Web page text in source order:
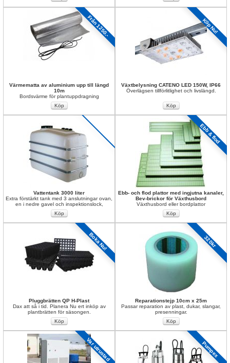
Från 1250.-
Värmematta av aluminium upp till längd
10m
Bordsvärme för plantuppdragning
Köp Nu!
Växtbelysning CATENO LED 150W, IP66
Överlägsen tillförlitlighet och livslängd.
Vattentank 3000 liter
Extra förstärkt tank med 3 anslutningar ovan,
en i nedre gavel och inspektionslock,
Ebb & flod
Ebb- och flod plattor med ingjutna kanaler,
Bev-brickor för Växthusbord
Växthusbord eller bordplattor
Boka Nu!
Pluggbrätten QP H-Plast
Dax att så i tid. Planera Nu ert inköp av
plantbrätten för säsongen.
320kr
Reparationstejp 10cm x 25m
Passar reparation av plast, dukar, slangar,
presenningar.
Var utrustad Pumpex